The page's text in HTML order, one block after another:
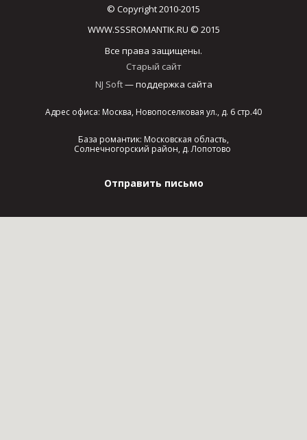
© Copyright 2010-2015
WWW.SSSROMANTIK.RU © 2015
Все права защищены.
Старый сайт
NJ Soft— поддержка сайта
Адрес офиса: Москва, Новопоселковая ул., д. 6 стр.40
База романтик: Московская область,
Солнечногорский район, д. Лопотово
Отправить письмо